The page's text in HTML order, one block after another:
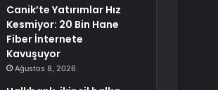
Canik’te Yatırımlar Hız
Kesmiyor: 20 Bin Hane
Fiber İnternete
Kavuşuyor
Ağustos 8, 2026